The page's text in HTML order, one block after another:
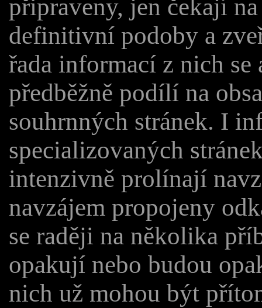
připraveny, jen čekají
definitivní podoby a
řada informací z nich se
předběžně podílí na
souhrnných stránek. I
specializovaných
intenzivně prolínají
navzájem propojeny
se raději na několika
opakují nebo budou
nich už mohou být